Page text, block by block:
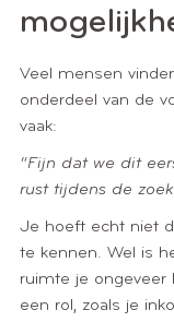
Veel mensen
onderdeel van de
vaak:
“Fijn dat we dit
rust tijdens de
Je hoeft echt niet
te kennen. Wel is
ruimte je ongeveer
een rol, zoals je